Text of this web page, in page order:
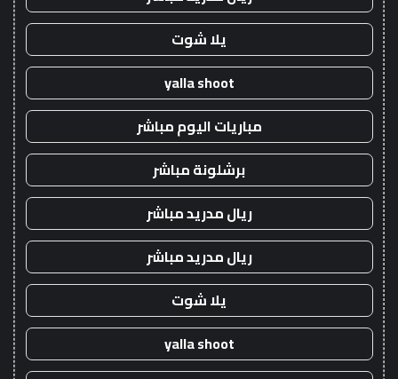
يلا شوت
yalla shoot
مباريات اليوم مباشر
برشلونة مباشر
ريال مدريد مباشر
ريال مدريد مباشر
يلا شوت
yalla shoot